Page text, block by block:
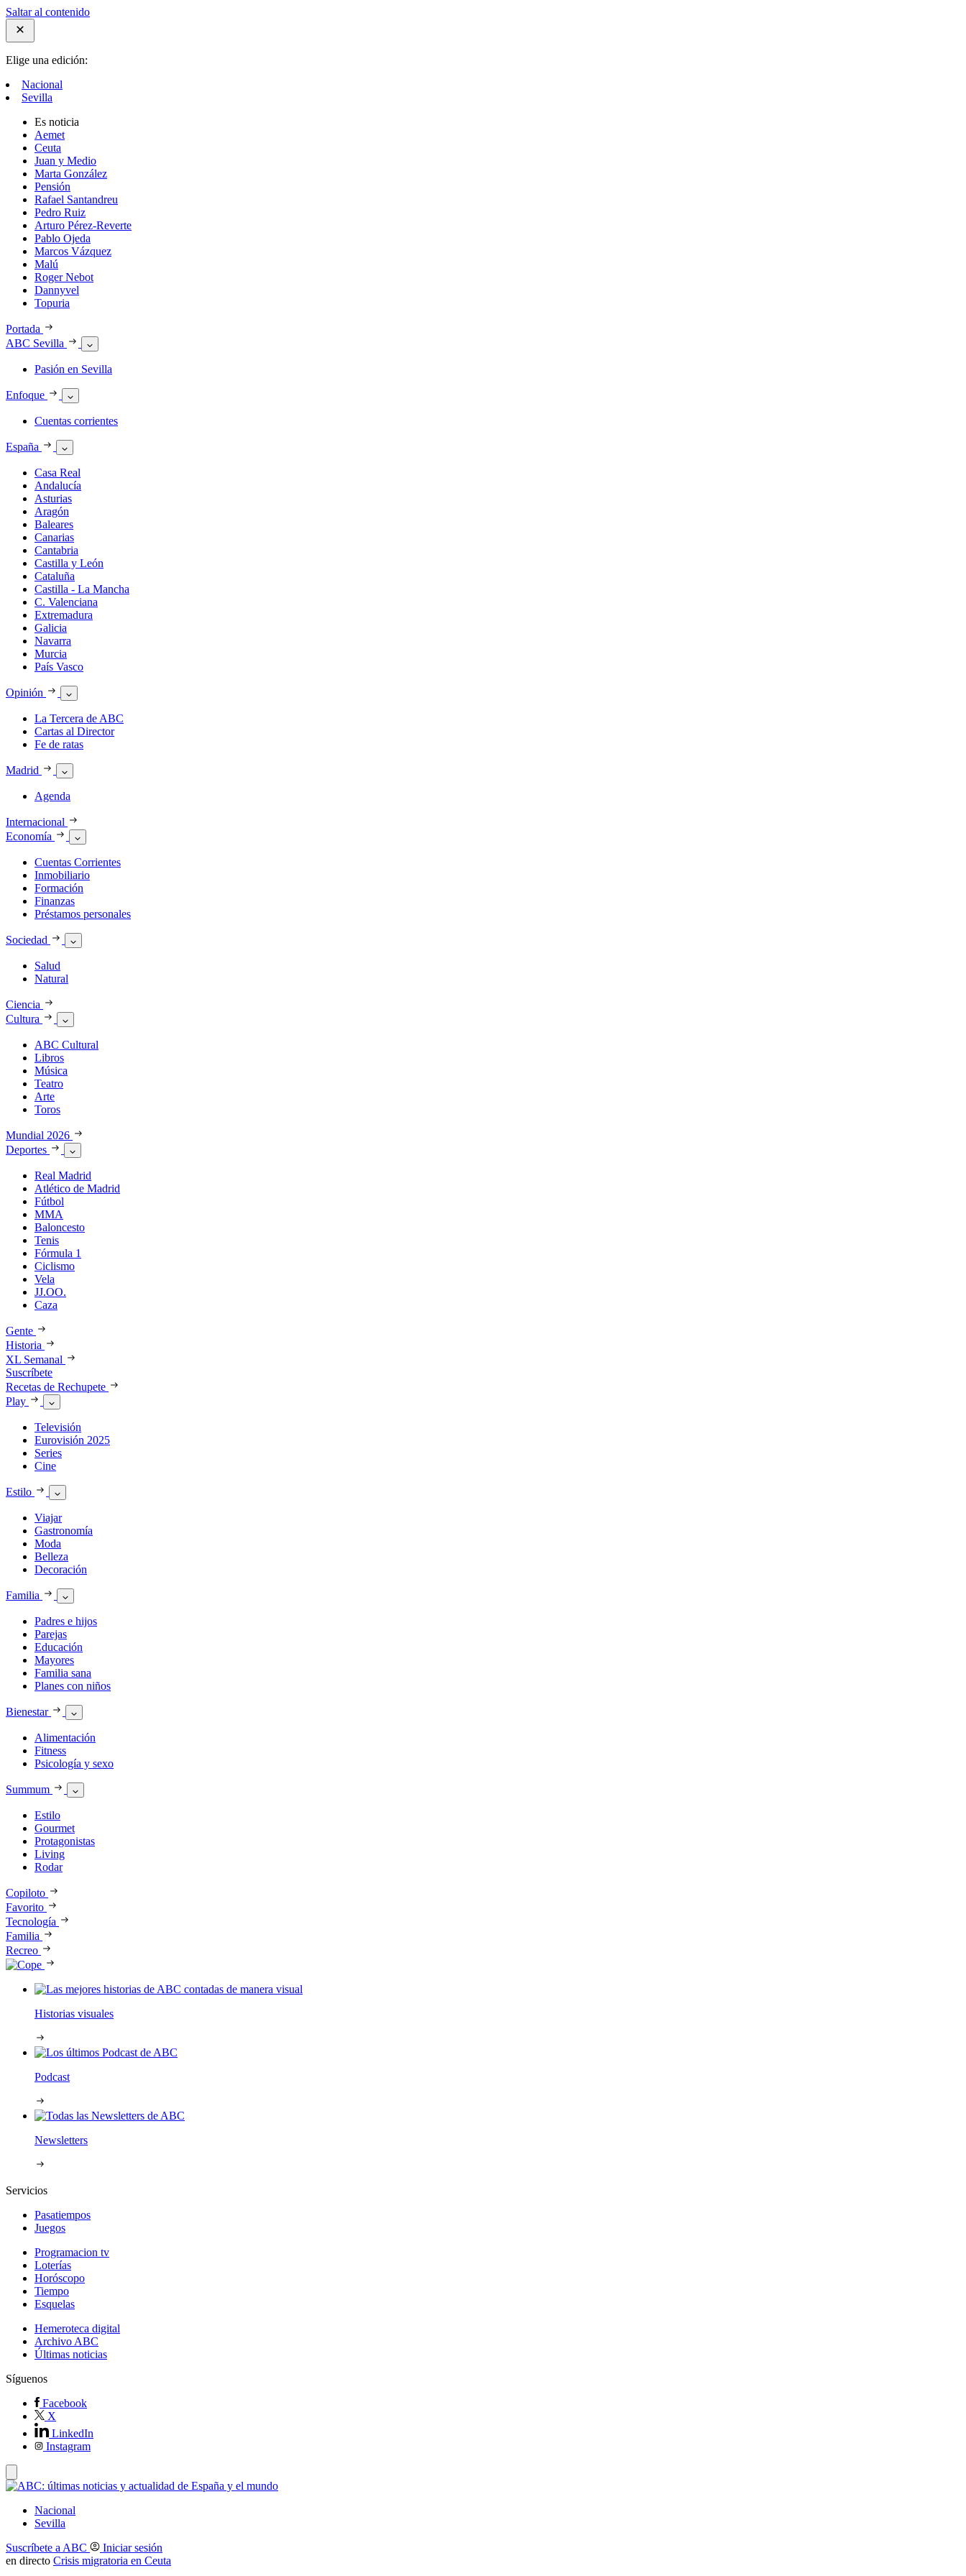
Saltar al contenido
Elige una edición:
Nacional
Sevilla
Es noticia
Aemet
Ceuta
Juan y Medio
Marta González
Pensión
Rafael Santandreu
Pedro Ruiz
Arturo Pérez-Reverte
Pablo Ojeda
Marcos Vázquez
Malú
Roger Nebot
Dannyvel
Topuria
Portada
ABC Sevilla
Pasión en Sevilla
Enfoque
Cuentas corrientes
España
Casa Real
Andalucía
Asturias
Aragón
Baleares
Canarias
Cantabria
Castilla y León
Cataluña
Castilla - La Mancha
C. Valenciana
Extremadura
Galicia
Navarra
Murcia
País Vasco
Opinión
La Tercera de ABC
Cartas al Director
Fe de ratas
Madrid
Agenda
Internacional
Economía
Cuentas Corrientes
Inmobiliario
Formación
Finanzas
Préstamos personales
Sociedad
Salud
Natural
Ciencia
Cultura
ABC Cultural
Libros
Música
Teatro
Arte
Toros
Mundial 2026
Deportes
Real Madrid
Atlético de Madrid
Fútbol
MMA
Baloncesto
Tenis
Fórmula 1
Ciclismo
Vela
JJ.OO.
Caza
Gente
Historia
XL Semanal
Suscríbete
Recetas de Rechupete
Play
Televisión
Eurovisión 2025
Series
Cine
Estilo
Viajar
Gastronomía
Moda
Belleza
Decoración
Familia
Padres e hijos
Parejas
Educación
Mayores
Familia sana
Planes con niños
Bienestar
Alimentación
Fitness
Psicología y sexo
Summum
Estilo
Gourmet
Protagonistas
Living
Rodar
Copiloto
Favorito
Tecnología
Familia
Recreo
Historias visuales
Podcast
Newsletters
Servicios
Pasatiempos
Juegos
Programacion tv
Loterías
Horóscopo
Tiempo
Esquelas
Hemeroteca digital
Archivo ABC
Últimas noticias
Síguenos
Facebook
X
LinkedIn
Instagram
Nacional
Sevilla
Suscríbete a ABC
Iniciar sesión
en directo Crisis migratoria en Ceuta